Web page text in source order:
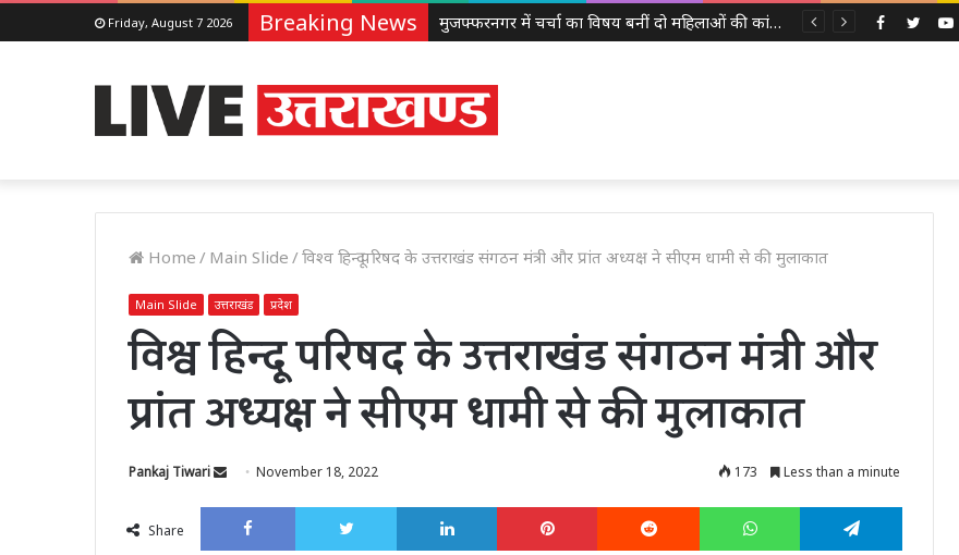
Friday, August 7 2026 Breaking News मुजफ्फरनगर में चर्चा का विषय बनीं दो महिलाओं की कांवड़ यात्रा, हरिद्वार से गंगाजल लेकर पहुंचीं, सनातन अपनाने का किया दावा Facebook
Home / Main Slide /विश्व हिन्दू परिषद के उत्तराखंड संगठन मंत्री और प्रांत अध्यक्ष ने सीएम धामी से की मुलाकात
Main Slide उत्तराखंड प्रदेश
विश्व हिन्दू परिषद के उत्तराखंड संगठन मंत्री और
प्रांत अध्यक्ष ने सीएम धामी से की मुलाकात
Pankaj Tiwari
Send
email
November 18, 2022 173 Less than a minute
Share
Facebook Twitter LinkedIn Pinterest Reddit WhatsApp